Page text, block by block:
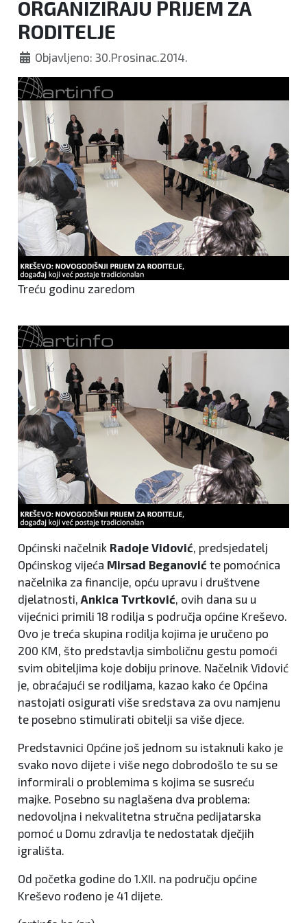
ORGANIZIRAJU PRIJEM ZA
RODITELJE
Objavljeno: 30.Prosinac.2014.
Treću godinu zaredom
Općinski načelnik Radoje Vidović, predsjedatelj
Općinskog vijeća Mirsad Beganović te pomoćnica
načelnika za financije, opću upravu i društvene
djelatnosti, Ankica Tvrtković, ovih dana su u
vijećnici primili 18 rodilja s područja općine Kreševo.
Ovo je treća skupina rodilja kojima je uručeno po
200 KM, što predstavlja simboličnu gestu pomoći
svim obiteljima koje dobiju prinove. Načelnik Vidović
je, obraćajući se rodiljama, kazao kako će Općina
nastojati osigurati više sredstava za ovu namjenu
te posebno stimulirati obitelji sa više djece.
Predstavnici Općine još jednom su istaknuli kako je
svako novo dijete i više nego dobrodošlo te su se
informirali o problemima s kojima se susreću
majke. Posebno su naglašena dva problema:
nedovoljna i nekvalitetna stručna pedijatarska
pomoć u Domu zdravlja te nedostatak dječjih
igrališta.
Od početka godine do 1.XII. na području općine
Kreševo rođeno je 41 dijete.